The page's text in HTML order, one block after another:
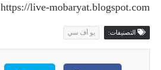
https://live-mobaryat.blogspot.com
التصنيفات: يو أف سي